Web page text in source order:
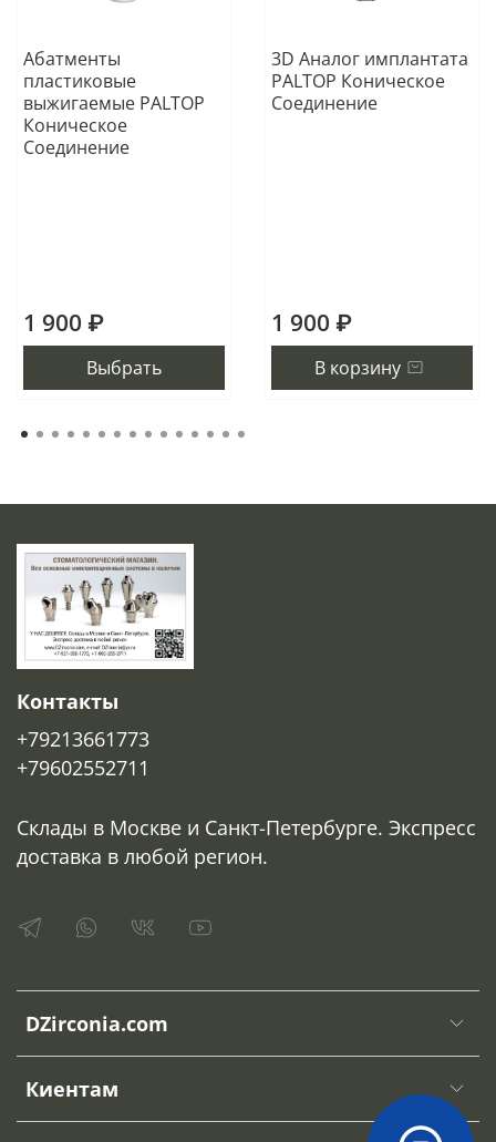
Абатменты
пластиковые
выжигаемые PALTOP
Коническое
Соединение
1 900 ₽
Выбрать
3D Аналог имплантата
PALTOP Коническое
Соединение
1 900 ₽
В корзину
DZirconia.com
Киентам
Контакты
+79213661773
+79602552711
Склады в Москве и Санкт-Петербурге. Экспресс
доставка в любой регион.